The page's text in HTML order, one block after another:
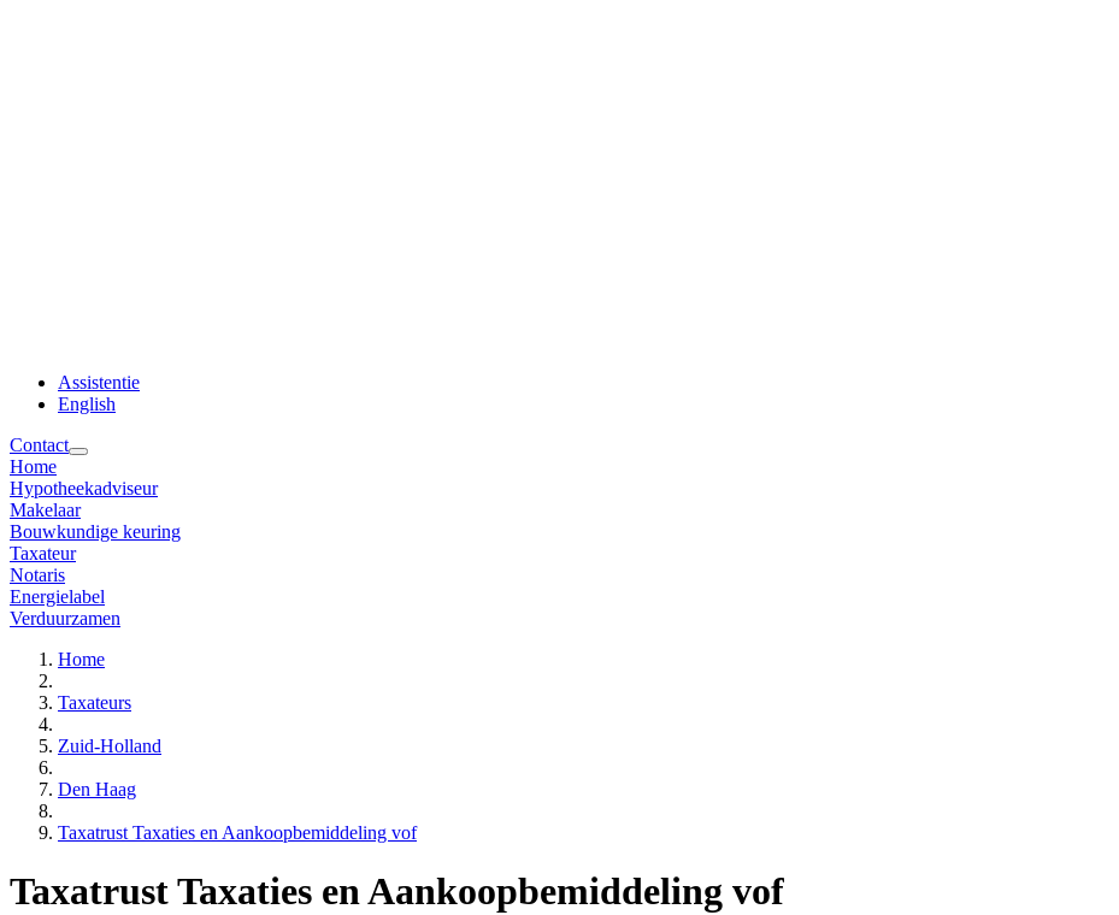
Assistentie
English
Contact
Home
Hypotheekadviseur
Makelaar
Bouwkundige keuring
Taxateur
Notaris
Energielabel
Verduurzamen
Home
Taxateurs
Zuid-Holland
Den Haag
Taxatrust Taxaties en Aankoopbemiddeling vof
Taxatrust Taxaties en Aankoopbemiddeling vof